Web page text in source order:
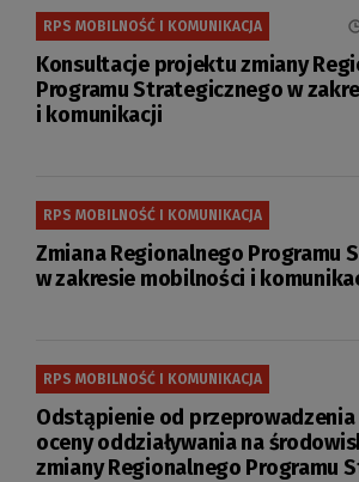
RPS MOBILNOŚĆ I KOMUNIKACJA
Konsultacje projektu zmiany
Programu Strategicznego w
i komunikacji
RPS MOBILNOŚĆ I KOMUNIKACJA
Zmiana Regionalnego Programu
w zakresie mobilności i
RPS MOBILNOŚĆ I KOMUNIKACJA
Odstąpienie od
oceny oddziaływania na
zmiany Regionalnego Programu